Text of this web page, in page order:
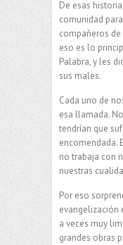
De esas
comunidad
compañeros de
eso es lo
Palabra, y les
sus males.
Cada uno de
esa llamada.
tendrían que
encomendada.
no trabaja con
nuestras
Por eso
evangelización
a veces muy
grandes obras